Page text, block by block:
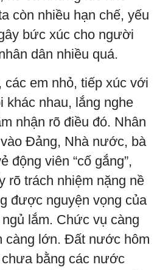
còn nhiều hạn chế, yếu
bức xúc cho người
dân nhiều quá.
các em nhỏ, tiếp xúc với
khác nhau, lắng nghe
nhận rõ điều đó. Nhân
Đảng, Nhà nước, bà
động viên “cố gắng”,
rõ trách nhiệm nặng nề
được nguyện vọng của
lắm. Chức vụ càng
càng lớn. Đất nước hôm
bằng các nước